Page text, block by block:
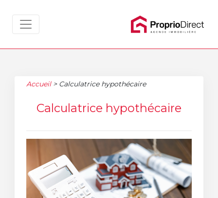
Accueil > Calculatrice hypothécaire
Calculatrice hypothécaire